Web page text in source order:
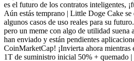
es el futuro de los contratos inteligentes,
Aún estás temprano | Little Doge Cake se
algunos casos de uso reales para su
pero un meme con algo de utilidad suena
han enviado y están pendientes
CoinMarketCap! ¡Invierta ahora mientras
1T de suministro inicial 50% + quemado